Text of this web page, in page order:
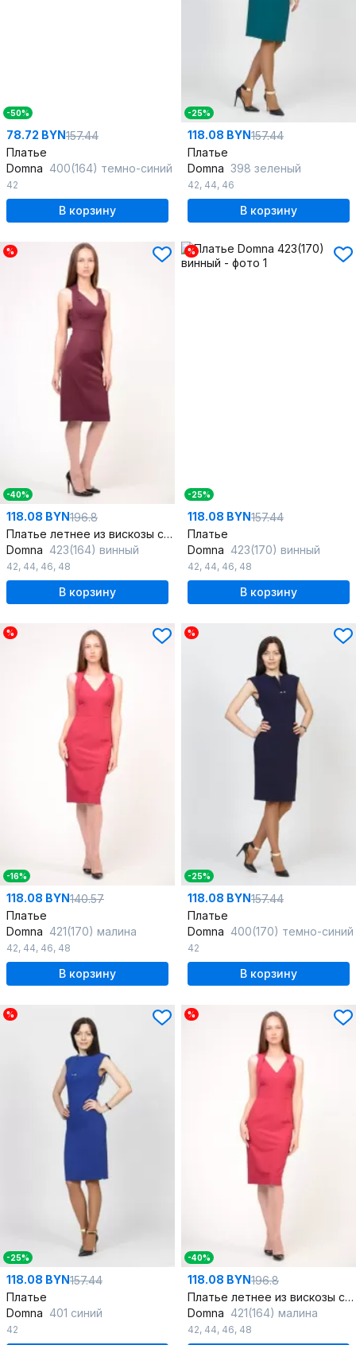
-50%
78.72 BYN157.44
Платье
Domna 400(164) темно-синий
42
В корзину
-25%
118.08 BYN157.44
Платье
Domna 398 зеленый
42, 44, 46
В корзину
%
-40%
118.08 BYN196.8
Платье летнее из вискозы с идеальной посадкой
Domna 423(164) винный
42, 44, 46, 48
В корзину
%
-25%
118.08 BYN157.44
Платье
Domna 423(170) винный
42, 44, 46, 48
В корзину
%
-16%
118.08 BYN140.57
Платье
Domna 421(170) малина
42, 44, 46, 48
В корзину
%
-25%
118.08 BYN157.44
Платье
Domna 400(170) темно-синий
42
В корзину
%
-25%
118.08 BYN157.44
Платье
Domna 401 синий
42
%
-40%
118.08 BYN196.8
Платье летнее из вискозы с идеальной посадкой
Domna 421(164) малина
42, 44, 46, 48